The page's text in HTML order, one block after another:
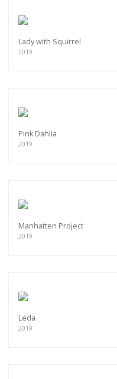
Lady with Squirrel
2019
Pink Dahlia
2019
Manhatten Project
2019
Leda
2019